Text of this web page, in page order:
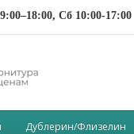
Сб 10:00-17:00
Дублерин/Флизелин